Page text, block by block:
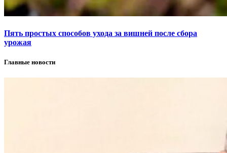
Пять простых способов ухода за вишней после сбора
урожая
Главные новости